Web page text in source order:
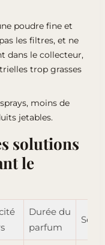
poudre fine et
les filtres, et ne
dans le collecteur,
trop grasses
moins de
jetables.
solutions
le
Durée du
parfum